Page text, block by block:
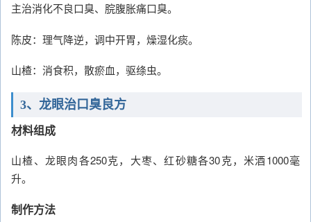
主治消化不良口臭、脘腹胀痛口臭。
陈皮：理气降逆，调中开胃，燥湿化痰。
山楂：消食积，散瘀血，驱绦虫。
3、龙眼治口臭良方
材料组成
山楂、龙眼肉各250克，大枣、红砂糖各30克，米酒1000毫
升。
制作方法